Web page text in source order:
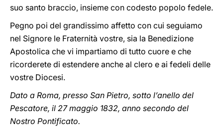
suo santo braccio, insieme con codesto popolo fedele.
Pegno poi del grandissimo affetto con cui seguiamo
nel Signore le Fraternità vostre, sia la Benedizione
Apostolica che vi impartiamo di tutto cuore e che
ricorderete di estendere anche al clero e ai fedeli delle
vostre Diocesi.
Dato a Roma, presso San Pietro, sotto l’anello del
Pescatore, il 27 maggio 1832, anno secondo del
Nostro Pontificato.